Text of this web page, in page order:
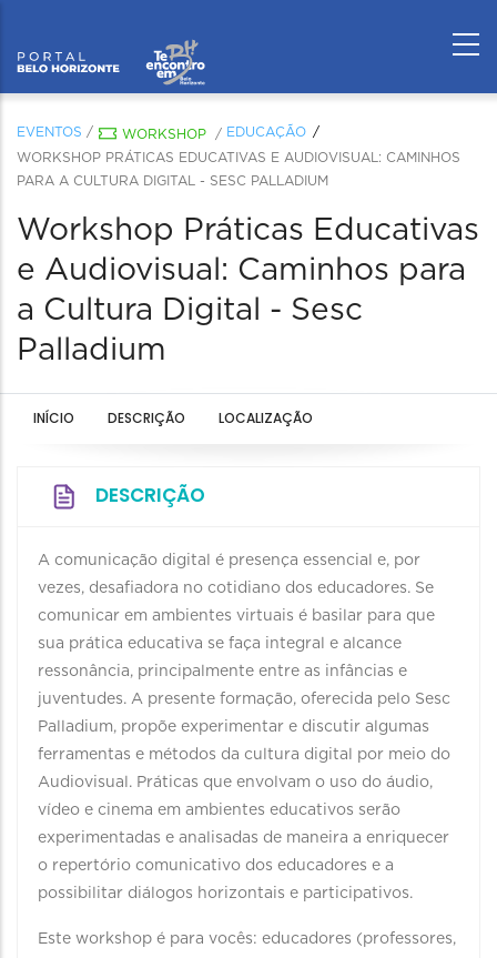
EVENTOS / WORKSHOP / EDUCAÇÃO
WORKSHOP PRÁTICAS EDUCATIVAS E AUDIOVISUAL: CAMINHOS
PARA A CULTURA DIGITAL - SESC PALLADIUM
Workshop Práticas Educativas
e Audiovisual: Caminhos para
a Cultura Digital - Sesc
Palladium
INÍCIO DESCRIÇÃO LOCALIZAÇÃO
DESCRIÇÃO
A comunicação digital é presença essencial e, por
vezes, desafiadora no cotidiano dos educadores. Se
comunicar em ambientes virtuais é basilar para que
sua prática educativa se faça integral e alcance
ressonância, principalmente entre as infâncias e
juventudes. A presente formação, oferecida pelo Sesc
Palladium, propõe experimentar e discutir algumas
ferramentas e métodos da cultura digital por meio do
Audiovisual. Práticas que envolvam o uso do áudio,
vídeo e cinema em ambientes educativos serão
experimentadas e analisadas de maneira a enriquecer
o repertório comunicativo dos educadores e a
possibilitar diálogos horizontais e participativos.
Este workshop é para vocês: educadores (professores,